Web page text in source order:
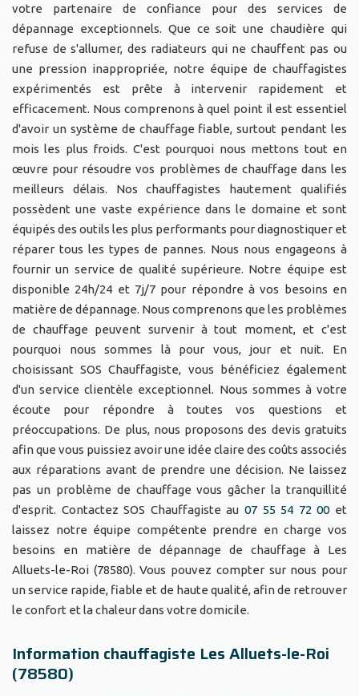
votre partenaire de confiance pour des services de
dépannage exceptionnels. Que ce soit une chaudière qui
refuse de s'allumer, des radiateurs qui ne chauffent pas ou
une pression inappropriée, notre équipe de chauffagistes
expérimentés est prête à intervenir rapidement et
efficacement. Nous comprenons à quel point il est essentiel
d'avoir un système de chauffage fiable, surtout pendant les
mois les plus froids. C'est pourquoi nous mettons tout en
œuvre pour résoudre vos problèmes de chauffage dans les
meilleurs délais. Nos chauffagistes hautement qualifiés
possèdent une vaste expérience dans le domaine et sont
équipés des outils les plus performants pour diagnostiquer et
réparer tous les types de pannes. Nous nous engageons à
fournir un service de qualité supérieure. Notre équipe est
disponible 24h/24 et 7j/7 pour répondre à vos besoins en
matière de dépannage. Nous comprenons que les problèmes
de chauffage peuvent survenir à tout moment, et c'est
pourquoi nous sommes là pour vous, jour et nuit. En
choisissant SOS Chauffagiste, vous bénéficiez également
d'un service clientèle exceptionnel. Nous sommes à votre
écoute pour répondre à toutes vos questions et
préoccupations. De plus, nous proposons des devis gratuits
afin que vous puissiez avoir une idée claire des coûts associés
aux réparations avant de prendre une décision. Ne laissez
pas un problème de chauffage vous gâcher la tranquillité
d'esprit. Contactez SOS Chauffagiste au 07 55 54 72 00et
laissez notre équipe compétente prendre en charge vos
besoins en matière de dépannage de chauffage à Les
Alluets-le-Roi (78580). Vous pouvez compter sur nous pour
un service rapide, fiable et de haute qualité, afin de retrouver
le confort et la chaleur dans votre domicile.
Information chauffagiste Les Alluets-le-Roi
(78580)